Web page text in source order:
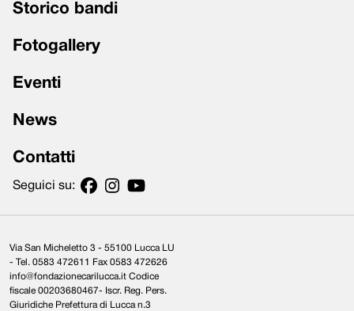
Storico bandi
Fotogallery
Eventi
News
Contatti
Seguici su:
Via San Micheletto 3 - 55100 Lucca LU
- Tel. 0583 472611 Fax 0583 472626
info@fondazionecarilucca.it Codice
fiscale 00203680467- Iscr. Reg. Pers.
Giuridiche Prefettura di Lucca n.3